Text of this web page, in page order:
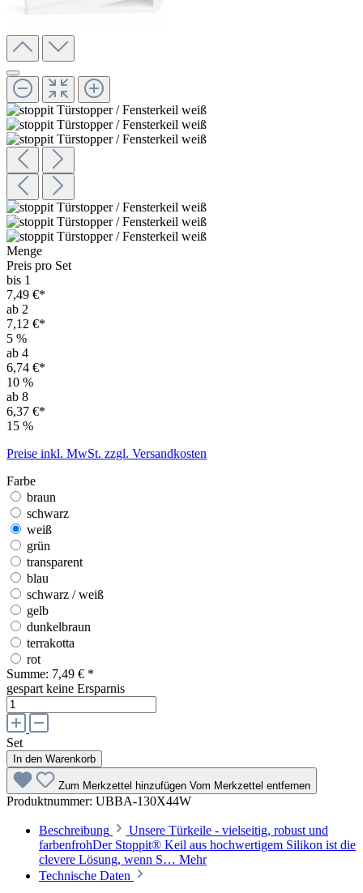
Menge
Preis pro Set
bis 1
7,49 €*
ab 2
7,12 €*
5 %
ab 4
6,74 €*
10 %
ab 8
6,37 €*
15 %
Preise inkl. MwSt. zzgl. Versandkosten
Farbe
braun
schwarz
weiß
grün
transparent
blau
schwarz / weiß
gelb
dunkelbraun
terrakotta
rot
Summe: 7,49 € *
gespart keine Ersparnis
Set
In den Warenkorb
Zum Merkzettel hinzufügen Vom Merkzettel entfernen
Produktnummer: UBBA-130X44W
Beschreibung
Unsere Türkeile - vielseitig, robust und
farbenfrohDer Stoppit® Keil aus hochwertigem Silikon ist die
clevere Lösung, wenn S… Mehr
Technische Daten